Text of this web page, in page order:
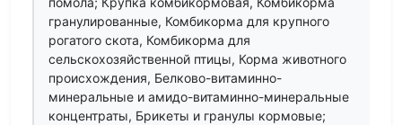
гранулированные, Комбикорма для крупного
рогатого скота, Комбикорма для
сельскохозяйственной птицы, Корма животного
происхождения, Белково-витаминно-
минеральные и амидо-витаминно-минеральные
концентраты, Брикеты и гранулы кормовые;